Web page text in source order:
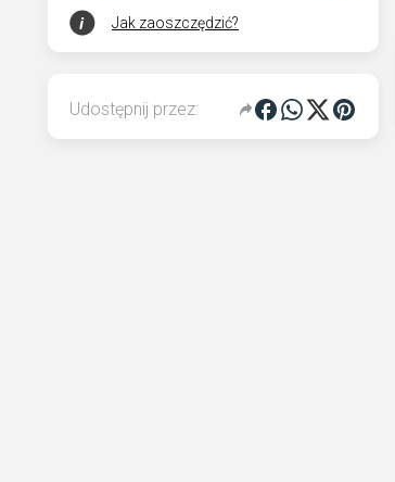
Jak zaoszczędzić?
Udostępnij przez: